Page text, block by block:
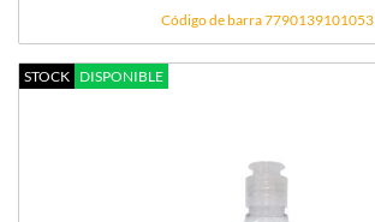
Código de barra 7790139101053
STOCK DISPONIBLE